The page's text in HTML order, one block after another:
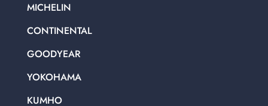
MICHELIN
CONTINENTAL
GOODYEAR
YOKOHAMA
KUMHO